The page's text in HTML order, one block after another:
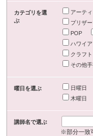
カテゴリを選
ぶ
アーテ
プリザ
POP
ハワイ
クラフト
その他
曜日を選ぶ 日曜日
木曜日
講師名で選ぶ
※部分一致